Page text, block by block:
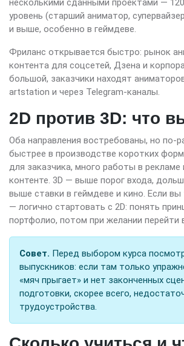
несколькими сданными проектами —
уровень (старший аниматор,
и выше, особенно в геймдеве.
Фриланс открывается быстро: рынок
контента для соцсетей, Дзена и
большой, заказчики находят
artstation и через Telegram-каналы.
2D против 3D: что
Оба направления востребованы, но по-
быстрее в производстве коротких
для заказчика, много работы в рекламе
контенте. 3D — выше порог входа,
выше ставки в геймдеве и кино. Если вы
— логично стартовать с 2D: понять
портфолио, потом при желании перейти
Совет. Перед выбором курса
выпускников: если там только
«мяч прыгает» и нет законченных
подготовки, скорее всего,
трудоустройства.